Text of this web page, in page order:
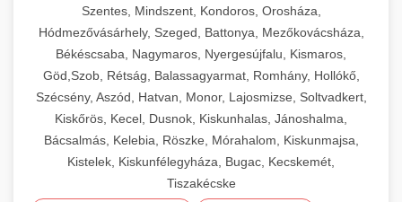
Szentes, Mindszent, Kondoros, Orosháza,
Hódmezővásárhely, Szeged, Battonya, Mezőkovácsháza,
Békéscsaba, Nagymaros, Nyergesújfalu, Kismaros,
Göd,Szob, Rétság, Balassagyarmat, Romhány, Hollókő,
Szécsény, Aszód, Hatvan, Monor, Lajosmizse, Soltvadkert,
Kiskőrös, Kecel, Dusnok, Kiskunhalas, Jánoshalma,
Bácsalmás, Kelebia, Röszke, Mórahalom, Kiskunmajsa,
Kistelek, Kiskunfélegyháza, Bugac, Kecskemét,
Tiszakécske